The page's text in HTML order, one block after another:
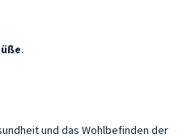
.
und das Wohlbefinden der